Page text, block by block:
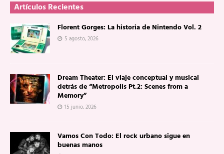
Artículos Recientes
Florent Gorges: La historia de Nintendo Vol. 2
5 agosto, 2026
Dream Theater: El viaje conceptual y musical
detrás de “Metropolis Pt.2: Scenes from a
Memory”
15 junio, 2026
Vamos Con Todo: El rock urbano sigue en
buenas manos